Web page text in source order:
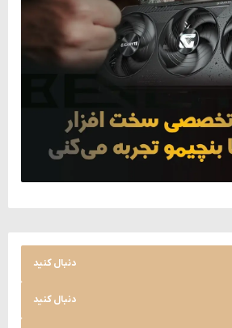
دنبال کنید
دنبال کنید